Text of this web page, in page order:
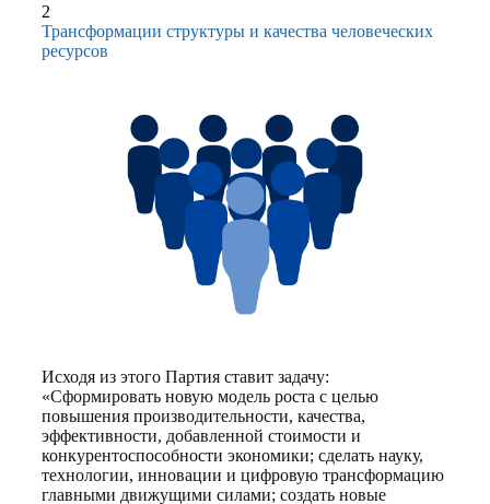
2
Трансформации структуры и качества человеческих
ресурсов
Исходя из этого Партия ставит задачу:
«Сформировать новую модель роста с целью
повышения производительности, качества,
эффективности, добавленной стоимости и
конкурентоспособности экономики; сделать науку,
технологии, инновации и цифровую трансформацию
главными движущими силами; создать новые